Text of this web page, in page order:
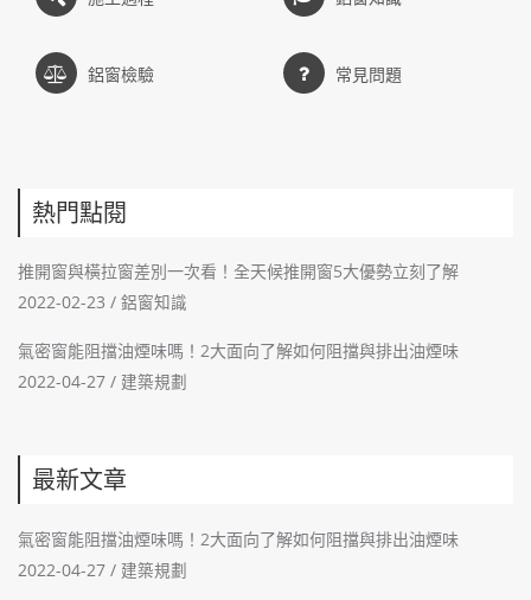
鋁窗檢驗 常見問題
熱門點閱
推開窗與橫拉窗差別一次看！全天候推開窗5大優勢立刻了解
2022-02-23 / 鋁窗知識
氣密窗能阻擋油煙味嗎！2大面向了解如何阻擋與排出油煙味
2022-04-27 / 建築規劃
最新文章
氣密窗能阻擋油煙味嗎！2大面向了解如何阻擋與排出油煙味
2022-04-27 / 建築規劃